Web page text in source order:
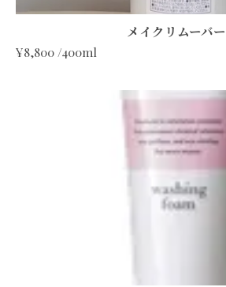
メイクリムーバー
¥8,800 /400ml